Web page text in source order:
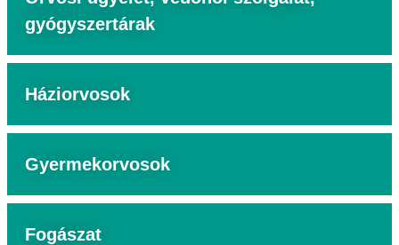
gyógyszertárak
Háziorvosok
Gyermekorvosok
Fogászat